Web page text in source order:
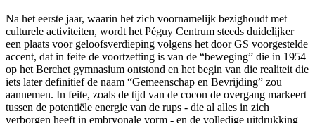
Na het eerste jaar, waarin het zich voornamelijk bezighoudt met
culturele activiteiten, wordt het Péguy Centrum steeds duidelijker
een plaats voor geloofsverdieping volgens het door GS voorgestelde
accent, dat in feite de voortzetting is van de “beweging” die in 1954
op het Berchet gymnasium ontstond en het begin van die realiteit die
iets later definitief de naam “Gemeenschap en Bevrijding” zou
aannemen. In feite, zoals de tijd van de cocon de overgang markeert
tussen de potentiële energie van de rups - die al alles in zich
verborgen heeft in embryonale vorm - en de volledige uitdrukking